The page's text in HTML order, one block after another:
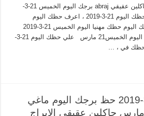
الأبراج اليوم 21 مارس جاكلين عقيقي abraj برجك اليوم الخميس 21-3-
2019 و توقعات الابراج وحظك اليوم 21-3-2019 ، اعرف حظك اليوم
ليلى عبد اللطيف ، حظك اليوم الخميس21 مارس علي حظك اليوم 21-3-
ابراج اليوم 20-3-2019 حظ برجك اليوم ماغي
فرح الاربعاء 20 مارس جاكلين عقيقي الابراج